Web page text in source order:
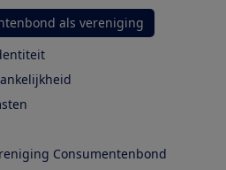
als vereniging
Consumentenbond